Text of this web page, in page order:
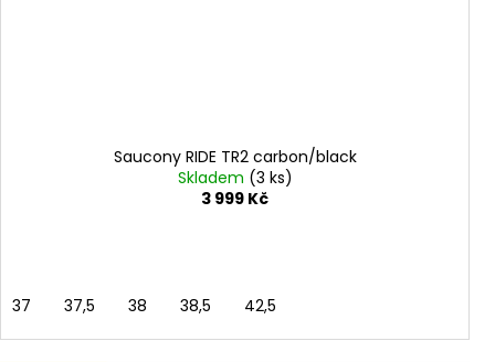
Saucony RIDE TR2 carbon/black
Skladem (3 ks)
3 999 Kč
37 37,5 38 38,5 42,5